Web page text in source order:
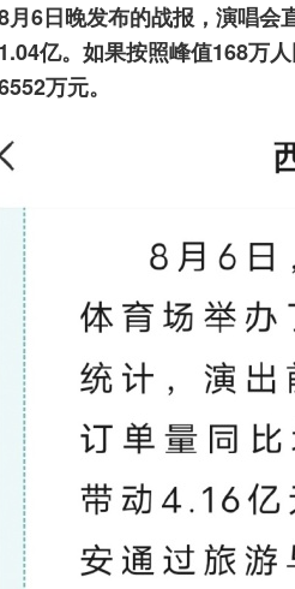
月6日晚发布的战报，演唱会
亿。如果按照峰值168万
万元。